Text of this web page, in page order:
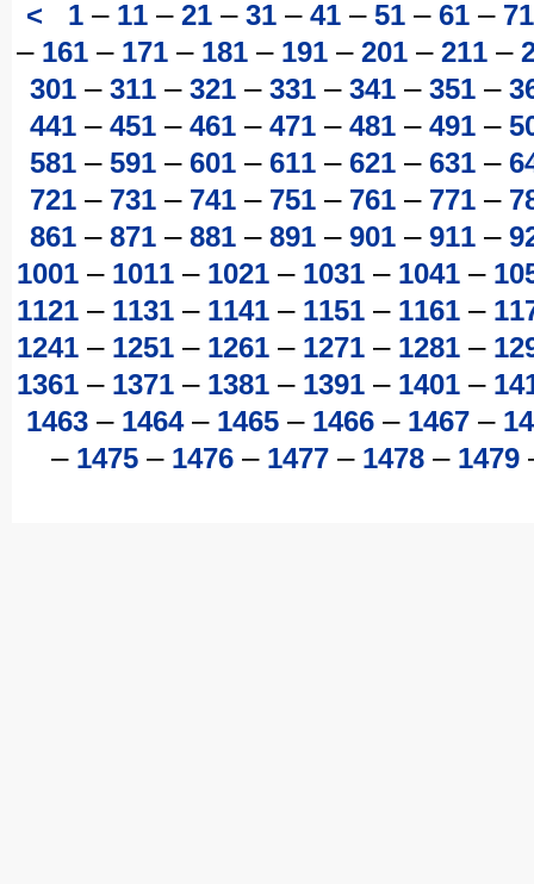
< 1 – 11 – 21 – 31 – 41 – 51 – 61 – 71
– 161 – 171 – 181 – 191 – 201 – 211 –
301– 311– 321– 331– 341– 351–
441– 451– 461– 471– 481– 491–
581– 591– 601– 611– 621– 631–
721– 731– 741– 751– 761– 771–
861– 871– 881– 891– 901– 911–
1001– 1011– 1021– 1031– 1041–
1121– 1131– 1141– 1151– 1161–
1241– 1251– 1261– 1271– 1281–
1361– 1371– 1381– 1391– 1401–
1463 – 1464– 1465 – 1466 – 1467 –
– 1475 – 1476 – 1477 – 1478 – 1479